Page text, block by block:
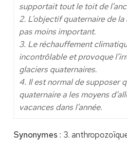
supportait tout le toit de
2. L’objectif quaternaire de la
pas moins important.
3. Le réchauffement
incontrôlable et provoque
glaciers quaternaires.
4. Il est normal de supposer
quaternaire a les moyens
vacances dans l’année.
Synonymes : 3.